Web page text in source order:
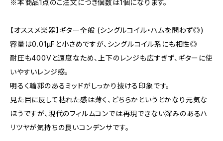
※本商品1点のご注文につき個数は1個になります。
【オススメ楽器】ギター全般 (シングルコイル・ハムを問わず◎)
容量は0.01μFと小さめですが、シングルコイル系にも相性◎
耐圧も400Vと適度なため、上下のレンジも広すぎず、ギターに使
いやすいレンジ感。
明るく輪郭のあるミッドがしっかり抜ける印象です。
見た目に反して枯れた感は薄く、どちらかというとかなり元気な
ほうですが、現代のフィルムコンでは再現できない深みのあるハ
リツヤが気持ちの良いコンデンサです。